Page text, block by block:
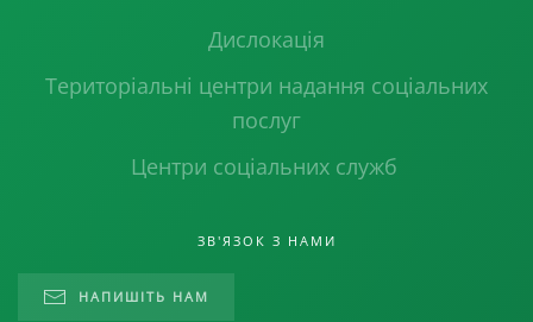
Дислокація
Територіальні центри надання соціальних
послуг
Центри соціальних служб
ЗВ'ЯЗОК З НАМИ
НАПИШІТЬ НАМ